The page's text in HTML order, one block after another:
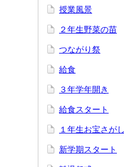
授業風景
２年生野菜の苗
つながり祭
給食
３年学年開き
給食スタート
１年生お宝さがし
新学期スタート